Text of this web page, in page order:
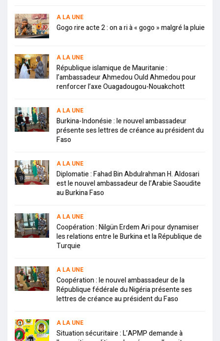
A LA UNE
Gogo rire acte 2 : on a ri à « gogo » malgré la pluie
A LA UNE
République islamique de Mauritanie :
l’ambassadeur Ahmedou Ould Ahmedou pour
renforcer l’axe Ouagadougou-Nouakchott
A LA UNE
Burkina-Indonésie : le nouvel ambassadeur
présente ses lettres de créance au président du
Faso
A LA UNE
Diplomatie : Fahad Bin Abdulrahman H. Aldosari
est le nouvel ambassadeur de l’Arabie Saoudite
au Burkina Faso
A LA UNE
Coopération : Nilgün Erdem Ari pour dynamiser
les relations entre le Burkina et la République de
Turquie
A LA UNE
Coopération : le nouvel ambassadeur de la
République fédérale du Nigéria présente ses
lettres de créance au président du Faso
A LA UNE
Situation sécuritaire : L’APMP demande à